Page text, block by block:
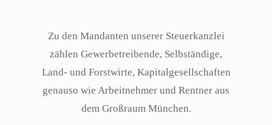
Zu den Mandanten unserer Steuerkanzlei
zählen Gewerbetreibende, Selbständige,
Land- und Forstwirte, Kapitalgesellschaften
genauso wie Arbeitnehmer und Rentner aus
dem Großraum München.